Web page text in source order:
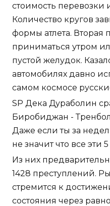
стоимость перевозки
Количество кругов
формы атлета. Вторая
приниматься утром
пустой желудок.
автомобилях давно
самом космосе
SP Дека Дураболин
Биробиджан -
Даже если ты за
не значит что все эти
Из них
1428 преступлений.
стремится к
состояния через